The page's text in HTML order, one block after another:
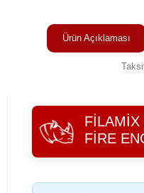
Ürün Açıklaması
FILAMIX
FIRE